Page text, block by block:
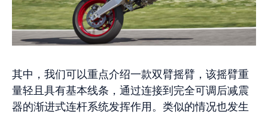
其中，我们可以重点介绍一款双臂摇臂，该摇臂重
量轻且具有基本线条，通过连接到完全可调后减震
器的渐进式连杆系统发挥作用。类似的情况也发生